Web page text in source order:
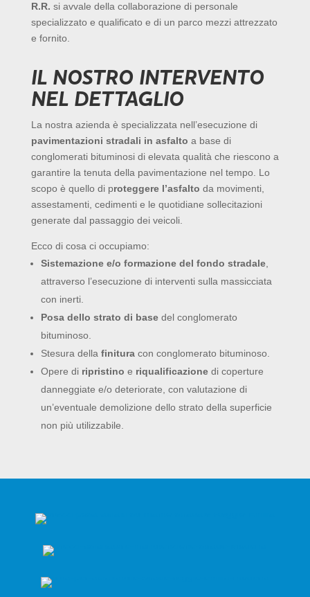
R.R. si avvale della collaborazione di personale
specializzato e qualificato e di un parco mezzi attrezzato
e fornito.
IL NOSTRO INTERVENTO
NEL DETTAGLIO
La nostra azienda è specializzata nell’esecuzione di
pavimentazioni stradali in asfalto a base di
conglomerati bituminosi di elevata qualità che riescono a
garantire la tenuta della pavimentazione nel tempo. Lo
scopo è quello di proteggere l’asfalto da movimenti,
assestamenti, cedimenti e le quotidiane sollecitazioni
generate dal passaggio dei veicoli.
Ecco di cosa ci occupiamo:
Sistemazione e/o formazione del fondo stradale,
attraverso l’esecuzione di interventi sulla massicciata
con inerti.
Posa dello strato di basedel conglomerato
bituminoso.
Stesura della finituracon conglomerato bituminoso.
Opere di ripristino e riqualificazionedi coperture
danneggiate e/o deteriorate, con valutazione di
un’eventuale demolizione dello strato della superficie
non più utilizzabile.